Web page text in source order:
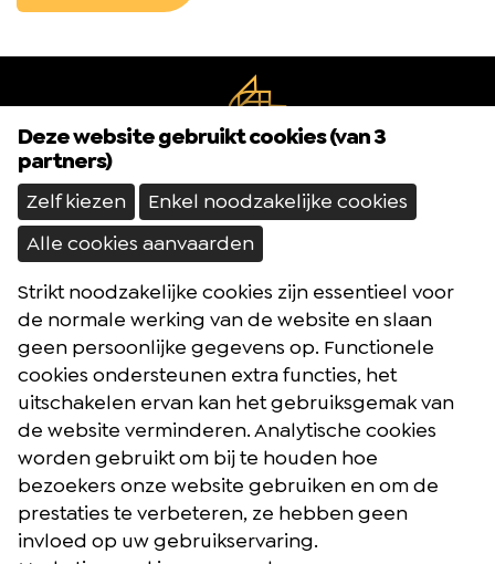
Brochures
Reisblog
Algemene voorwaarden
Reisverzekering
Privacybeleid
FacebookInstagramYoutube
Deze website gebruikt cookies (van 3
partners)
Zelf kiezen
Enkel noodzakelijke cookies
Alle cookies aanvaarden
Strikt noodzakelijke cookies zijn essentieel voor
de normale werking van de website en slaan
geen persoonlijke gegevens op. Functionele
cookies ondersteunen extra functies, het
uitschakelen ervan kan het gebruiksgemak van
de website verminderen. Analytische cookies
worden gebruikt om bij te houden hoe
bezoekers onze website gebruiken en om de
prestaties te verbeteren, ze hebben geen
invloed op uw gebruikservaring.